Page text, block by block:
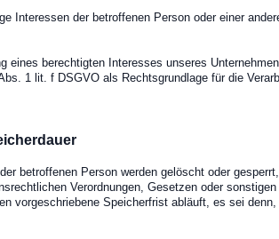
Interessen der betroffenen Person oder einer
eines berechtigten Interesses unseres
1 lit. f DSGVO als Rechtsgrundlage für die
betroffenen Person werden gelöscht oder
Verordnungen, Gesetzen oder
vorgeschriebene Speicherfrist abläuft, es sei